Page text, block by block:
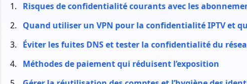
Risques de confidentialité courants avec les
Quand utiliser un VPN pour la confidentialité IPTV et
Éviter les fuites DNS et tester la confidentialité du
Méthodes de paiement qui réduisent l’exposition